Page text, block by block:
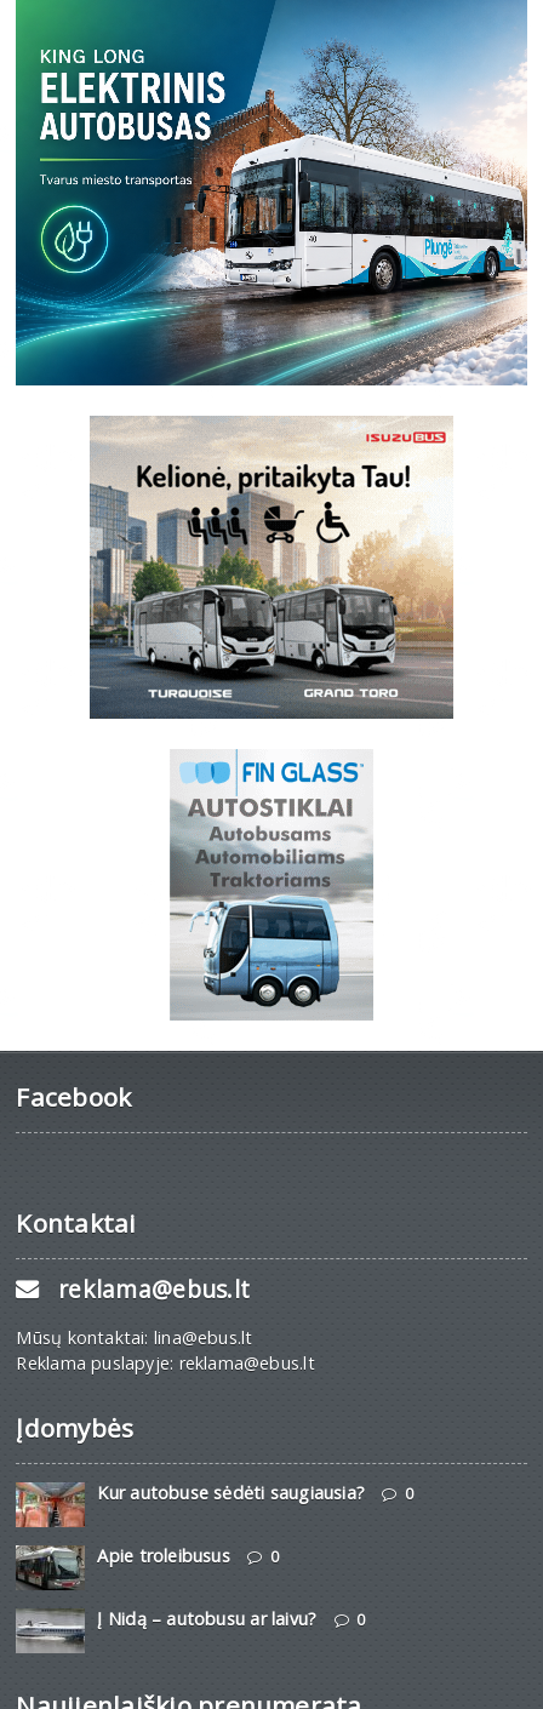
Facebook
Kontaktai
reklama@ebus.lt
Mūsų kontaktai: lina@ebus.lt
Reklama puslapyje: reklama@ebus.lt
Įdomybės
Kur autobuse sėdėti saugiausia? 0
Apie troleibusus 0
Į Nidą – autobusu ar laivu? 0